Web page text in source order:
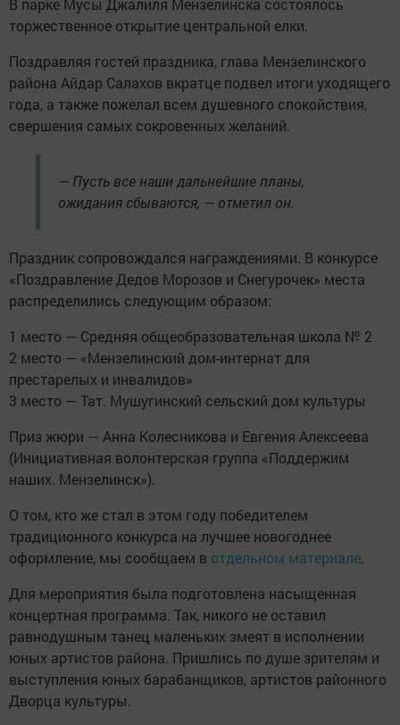
торжественное открытие центральной елки.
Поздравляя гостей праздника, глава Мензелинского
района Айдар Салахов вкратце подвел итоги уходящего
года, а также пожелал всем душевного спокойствия,
свершения самых сокровенных желаний.
— Пусть все наши дальнейшие планы,
ожидания сбываются, — отметил он.
Праздник сопровождался награждениями. В конкурсе
«Поздравление Дедов Морозов и Снегурочек» места
распределились следующим образом:
1 место — Средняя общеобразовательная школа № 2
2 место — «Мензелинский дом-интернат для
престарелых и инвалидов»
3 место — Тат. Мушугинский сельский дом культуры
Приз жюри — Анна Колесникова и Евгения Алексеева
(Инициативная волонтерская группа «Поддержим
наших. Мензелинск»).
О том, кто же стал в этом году победителем
традиционного конкурса на лучшее новогоднее
оформление, мы сообщаем в отдельном материале.
Для мероприятия была подготовлена насыщенная
концертная программа. Так, никого не оставил
равнодушным танец маленьких змеят в исполнении
юных артистов района. Пришлись по душе зрителям и
выступления юных барабанщиков, артистов районного
Дворца культуры.